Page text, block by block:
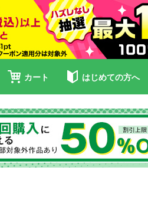
カート はじめての方へ